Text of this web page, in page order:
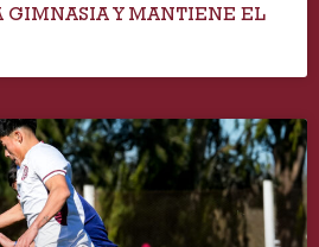
GIMNASIA Y MANTIENE EL